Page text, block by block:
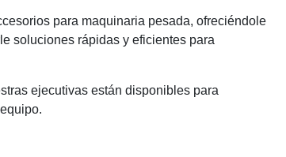
para maquinaria pesada, ofreciéndole
soluciones rápidas y eficientes para
ejecutivas están disponibles para